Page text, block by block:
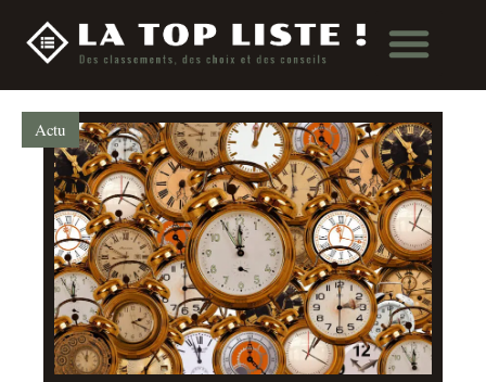
Actu